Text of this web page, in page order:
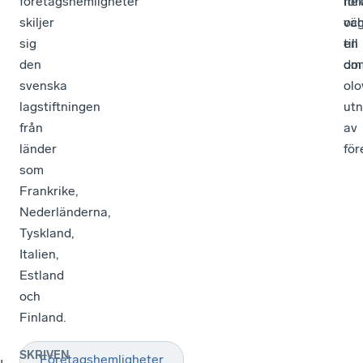
skiljer
sig
den
svenska
lagstiftningen
från
länder
som
Frankrike,
Nederländerna,
Tyskland,
Italien,
Estland
och
Finland.
till
en
om
av
Företagshemligheter
SKRIVEN